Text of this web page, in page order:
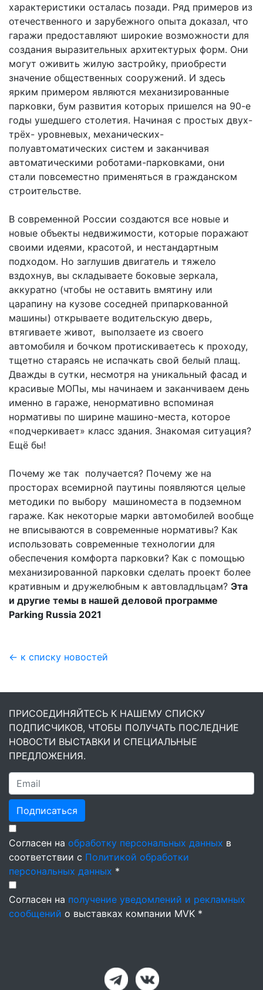
характеристики осталась позади. Ряд примеров из
отечественного и зарубежного опыта доказал, что
гаражи предоставляют широкие возможности для
создания выразительных архитектурых форм. Они
могут оживить жилую застройку, приобрести
значение общественных сооружений. И здесь
ярким примером являются механизированные
парковки, бум развития которых пришелся на 90-е
годы ушедшего столетия. Начиная с простых двух-
трёх- уровневых, механических-
полуавтоматических систем и заканчивая
автоматическими роботами-парковками, они
стали повсеместно применяться в гражданском
строительстве.
В современной России создаются все новые и
новые объекты недвижимости, которые поражают
своими идеями, красотой, и нестандартным
подходом. Но заглушив двигатель и тяжело
вздохнув, вы складываете боковые зеркала,
аккуратно (чтобы не оставить вмятину или
царапину на кузове соседней припаркованной
машины) открываете водительскую дверь,
втягиваете живот, выползаете из своего
автомобиля и бочком протискиваетесь к проходу,
тщетно стараясь не испачкать свой белый плащ.
Дважды в сутки, несмотря на уникальный фасад и
красивые МОПы, мы начинаем и заканчиваем день
именно в гараже, ненормативно вспоминая
нормативы по ширине машино-места, которое
«подчеркивает» класс здания. Знакомая ситуация?
Ещё бы!
Почему же так получается? Почему же на
просторах всемирной паутины появляются целые
методики по выбору машиноместа в подземном
гараже. Как некоторые марки автомобилей вообще
не вписываются в современные нормативы? Как
использовать современные технологии для
обеспечения комфорта парковки? Как с помощью
механизированной парковки сделать проект более
кративным и дружелюбным к автовладльцам? Эта
и другие темы в нашей деловой программе
Parking Russia 2021
← к списку новостей
ПРИСОЕДИНЯЙТЕСЬ К НАШЕМУ СПИСКУ
ПОДПИСЧИКОВ, ЧТОБЫ ПОЛУЧАТЬ ПОСЛЕДНИЕ
НОВОСТИ ВЫСТАВКИ И СПЕЦИАЛЬНЫЕ
ПРЕДЛОЖЕНИЯ.
Подписаться
Согласен на обработку персональных данных в
соответствии с Политикой обработки
персональных данных *
Согласен на получение уведомлений и рекламных
сообщений о выставках компании MVK *